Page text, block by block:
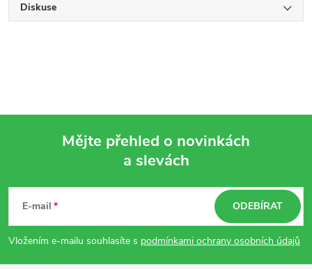
Diskuse
p
Mějte přehled o novinkách
a slevách
E-mail
Vložením e-mailu souhlasíte s podmínkami ochrany osobních údajů
ODEBÍRAT